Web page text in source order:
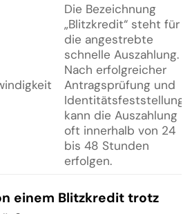
Die Bezeichnung
„Blitzkredit“ steht für
die angestrebte
schnelle Auszahlung.
Nach erfolgreicher
Antragsprüfung und
Identitätsfeststellung
kann die Auszahlung
oft innerhalb von 24
bis 48 Stunden
erfolgen.
einem Blitzkredit trotz